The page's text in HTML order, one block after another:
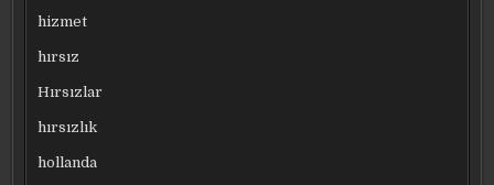
hizmet
hırsız
Hırsızlar
hırsızlık
hollanda